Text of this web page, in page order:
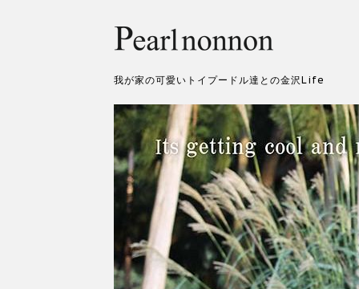
我が家の可愛いトイプードル達との金沢Life